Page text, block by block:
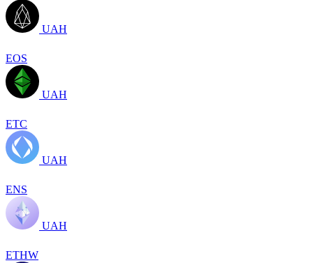
UAH
EOS
UAH
ETC
UAH
ENS
UAH
ETHW